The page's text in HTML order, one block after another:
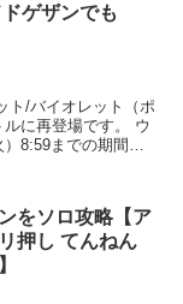
ゲザンでも
ト/バイオレット（ポ
に再登場です。 ウ
8:59までの期間、
をソロ攻略【ア
押し てんねん